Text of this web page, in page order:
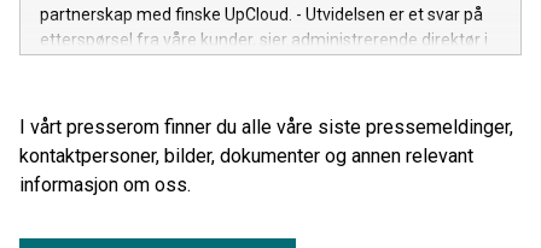
partnerskap med finske UpCloud. - Utvidelsen er et svar på
etterspørsel fra våre kunder, sier administrerende direktør i
I vårt presserom finner du alle våre siste pressemeldinger,
kontaktpersoner, bilder, dokumenter og annen relevant
informasjon om oss.